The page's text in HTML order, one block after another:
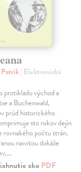
| Elektronická
protikladu východ a
a Buchenwald,
prúd historického
sto rokov dejín
rovnakého počtu strán.
naivitou dokáže
ako PDF